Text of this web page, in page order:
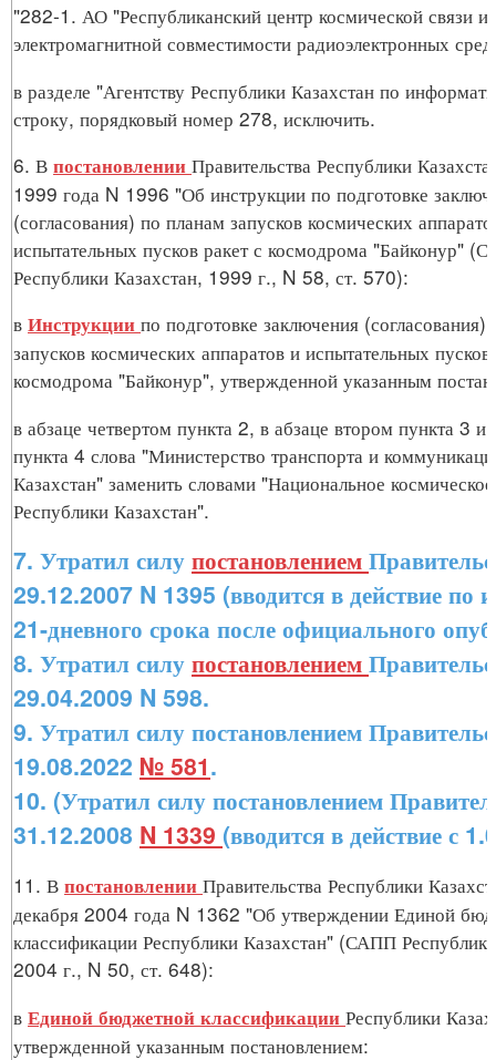
"282-1. АО "Республиканский центр космической связи и
электромагнитной совместимости радиоэлектронных
в разделе "Агентству Республики Казахстан по
строку, порядковый номер 278, исключить.
6. В постановлении Правительства Республики
1999 года N 1996 "Об инструкции по подготовке
(согласования) по планам запусков космических
испытательных пусков ракет с космодрома "Байконур"
Республики Казахстан, 1999 г., N 58, ст. 570):
в Инструкции по подготовке заключения
запусков космических аппаратов и испытательных пусков
космодрома "Байконур", утвержденной указанным
в абзаце четвертом пункта 2, в абзаце втором пункта 3 и
пункта 4 слова "Министерство транспорта и
Казахстан" заменить словами "Национальное космическое
Республики Казахстан".
7. Утратил силупостановлением
29.12.2007 N 1395 (вводится в действие по
21-дневного срока после официального
8. Утратил силупостановлением
29.04.2009 N 598.
9. Утратил силу постановлением
19.08.2022 № 581.
10. (Утратил силу постановлением
31.12.2008 N 1339 (вводится в действие с
11. В постановлении Правительства Республики
декабря 2004 года N 1362 "Об утверждении Единой
классификации Республики Казахстан" (САПП
2004 г., N 50, ст. 648):
в Единой бюджетной классификации Республики
утвержденной указанным постановлением: